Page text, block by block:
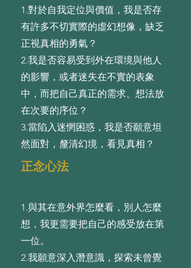
1.對於⾃我定位與價值，我是否存
有許多不切實際的虛幻想像，缺乏
正視真相的勇氣？
2.我是否容易受到外在環境與他⼈
的影響，或者迷失在不實的表象
中，⽽把⾃⼰真正的需求、想法放
在次要的序位？
3.當陷⼊迷惘困惑，我是否願意坦
然⾯對，釐清幻境，看⾒真相？
正念心法
1.與其在意外界怎麼看，別⼈怎麼
想，我更需要把⾃⼰的感受放在第
⼀位。
2.我願意深⼊潛意識，探索未曾覺